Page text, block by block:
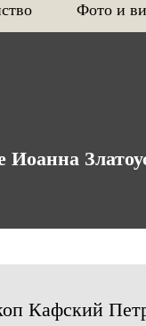
Фото и
Иоанна
Кафский